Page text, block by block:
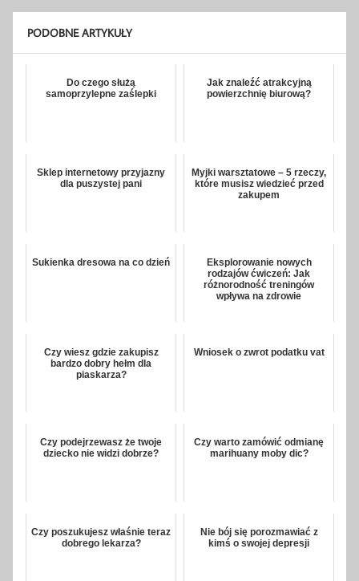
PODOBNE ARTYKUŁY
Do czego służą
samoprzylepne zaślepki
Jak znaleźć atrakcyjną
powierzchnię biurową?
Sklep internetowy przyjazny
dla puszystej pani
Myjki warsztatowe – 5 rzeczy,
które musisz wiedzieć przed
zakupem
Sukienka dresowa na co dzień
Eksplorowanie nowych
rodzajów ćwiczeń: Jak
różnorodność treningów
wpływa na zdrowie
Czy wiesz gdzie zakupisz
bardzo dobry hełm dla
piaskarza?
Wniosek o zwrot podatku vat
Czy podejrzewasz że twoje
dziecko nie widzi dobrze?
Czy warto zamówić odmianę
marihuany moby dic?
Czy poszukujesz właśnie teraz
dobrego lekarza?
Nie bój się porozmawiać z
kimś o swojej depresji